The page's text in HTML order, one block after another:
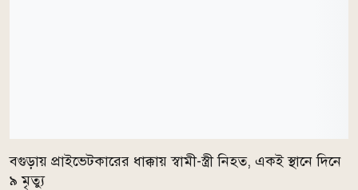
বগুড়ায় প্রাইভেটকারের ধাক্কায় স্বামী-স্ত্রী নিহত, একই স্থানে দিনে
৯ মৃত্যু